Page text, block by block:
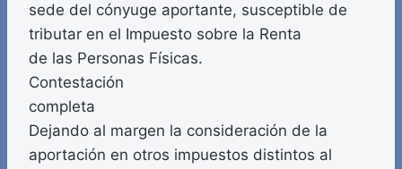
sede del cónyuge aportante, susceptible de
tributar en el Impuesto sobre la Renta
de las Personas Físicas.
Contestación
completa
Dejando al margen la consideración de la
aportación en otros impuestos distintos al